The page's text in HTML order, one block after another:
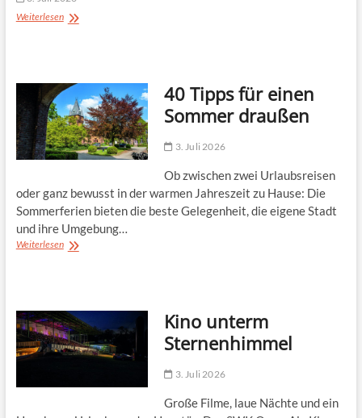
Weiterlesen#47
40 Tipps für einen
Sommer draußen
3. Juli 2026
Ob zwischen zwei Urlaubsreisen
oder ganz bewusst in der warmen Jahreszeit zu Hause: Die
Sommerferien bieten die beste Gelegenheit, die eigene Stadt
und ihre Umgebung…
Weiterlesen40
draußen
Kino unterm
Sternenhimmel
3. Juli 2026
Große Filme, laue Nächte und ein